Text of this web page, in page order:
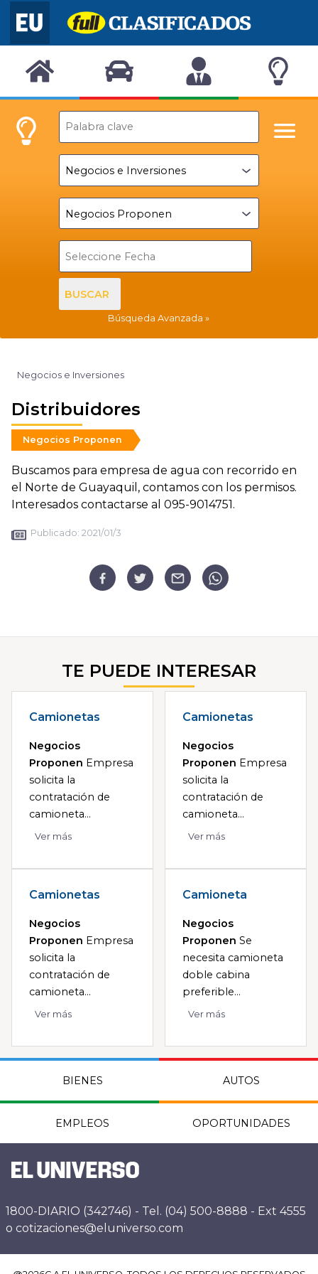
BUSCAR
Búsqueda Avanzada
Negocios e Inversiones
Distribuidores
Negocios Proponen
Buscamos para empresa de agua con recorrido en
el Norte de Guayaquil, contamos con los permisos.
Interesados contactarse al 095-9014751.
Publicado: 2021/01/3
TE PUEDE INTERESAR
Camionetas
Negocios
Proponen Empresa
solicita la
contratación de
camioneta...
Ver más
Camionetas
Negocios
Proponen Empresa
solicita la
contratación de
camioneta...
Ver más
Camionetas
Negocios
Proponen Empresa
solicita la
contratación de
camioneta...
Ver más
Camioneta
Negocios
Proponen Se
necesita camioneta
doble cabina
preferible...
Ver más
BIENES AUTOS
EMPLEOS OPORTUNIDADES
1800-DIARIO (342746) - Tel. (04) 500-8888 - Ext 4555
o cotizaciones@eluniverso.com